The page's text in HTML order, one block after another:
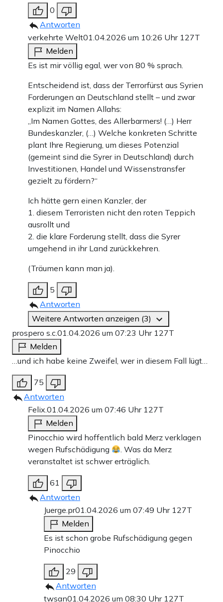
0
Antworten
verkehrte Welt01.04.2026 um 10:26 Uhr 127T
Melden
Es ist mir völlig egal, wer von 80 % sprach.
Entscheidend ist, dass der Terrorfürst aus Syrien
Forderungen an Deutschland stellt – und zwar
explizit im Namen Allahs:
„Im Namen Gottes, des Allerbarmers! (…) Herr
Bundeskanzler, (…) Welche konkreten Schritte
plant Ihre Regierung, um dieses Potenzial
(gemeint sind die Syrer in Deutschland) durch
Investitionen, Handel und Wissenstransfer
gezielt zu fördern?“
Ich hätte gern einen Kanzler, der
1. diesem Terroristen nicht den roten Teppich
ausrollt und
2. die klare Forderung stellt, dass die Syrer
umgehend in ihr Land zurückkehren.
(Träumen kann man ja).
5
Antworten
Weitere Antworten anzeigen (3)
prospero s.c.01.04.2026 um 07:23 Uhr 127T
Melden
…und ich habe keine Zweifel, wer in diesem Fall lügt…
75
Antworten
Felix.01.04.2026 um 07:46 Uhr 127T
Melden
Pinocchio wird hoffentlich bald Merz verklagen
wegen Rufschädigung
. Was da Merz
veranstaltet ist schwer erträglich.
61
Antworten
Juerge.pr01.04.2026 um 07:49 Uhr 127T
Melden
Es ist schon grobe Rufschädigung gegen
Pinocchio
29
Antworten
twsan01.04.2026 um 08:30 Uhr 127T